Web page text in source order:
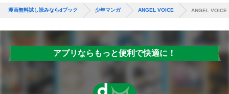
漫画無料試し読みならdブック 少年マンガ ANGEL VOICE ANGEL
アプリならもっと便利で快適に！